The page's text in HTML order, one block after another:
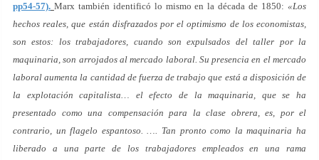
pp54-57). Marx también identificó lo mismo en la década de 1850:«Los
hechos reales, que están disfrazados por el optimismo de los economistas,
son estos: los trabajadores, cuando son expulsados del taller por la
maquinaria, son arrojados al mercado laboral. Su presencia en el mercado
laboral aumenta la cantidad de fuerza de trabajo que está a disposición de
la explotación capitalista… el efecto de la maquinaria, que se ha
presentado como una compensación para la clase obrera, es, por el
contrario, un flagelo espantoso. …. Tan pronto como la maquinaria ha
liberado a una parte de los trabajadores empleados en una rama